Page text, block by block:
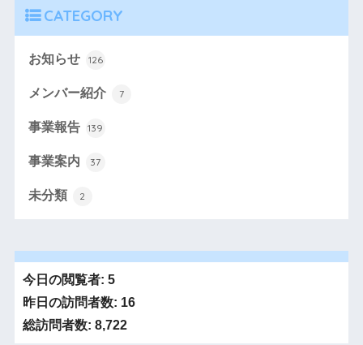
CATEGORY
お知らせ 126
メンバー紹介 7
事業報告 139
事業案内 37
未分類 2
今日の閲覧者: 5
昨日の訪問者数: 16
総訪問者数: 8,722